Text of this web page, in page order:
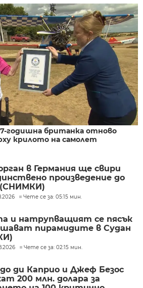
годишна британка отново
крилото на самолет
в Германия ще свири
произведение до
(СНИМКИ)
Чете се за: 05:15 мин.
и натрупващият се пясък
пирамидите в Судан
Чете се за: 02:15 мин.
ди Каприо и Джеф Безос
200 млн. долара за